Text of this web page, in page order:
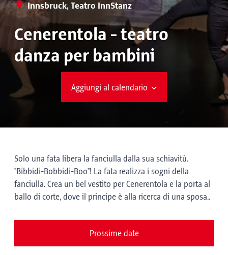
Innsbruck, Teatro InnStanz
Cenerentola - teatro
danza per bambini
Aggiungi al calendario
Solo una fata libera la fanciulla dalla sua schiavitù.
"Bibbidi-Bobbidi-Boo"! La fata realizza i sogni della
fanciulla. Crea un bel vestito per Cenerentola e la porta al
ballo di corte, dove il principe è alla ricerca di una sposa..
Prossime date